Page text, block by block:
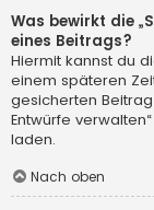
Was bewirkt die
eines Beitrags?
Hiermit kannst du
einem späteren
gesicherten
Entwürfe
laden.
Nach oben